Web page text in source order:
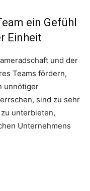
ein Gefühl
Einheit
und der
Teams fördern,
unnötiger
sind zu sehr
unterbieten,
Unternehmens